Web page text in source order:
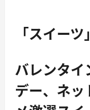
「スイー
バレンタイ
デー、ネッ